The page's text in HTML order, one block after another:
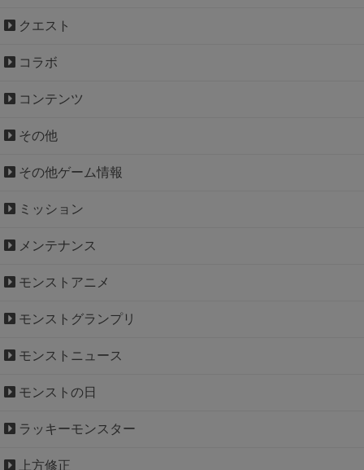
クエスト
コラボ
コンテンツ
その他
その他ゲーム情報
ミッション
メンテナンス
モンストアニメ
モンストグランプリ
モンストニュース
モンストの日
ラッキーモンスター
上方修正